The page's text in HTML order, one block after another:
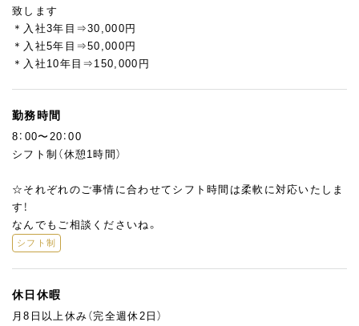
◎即戦力となるスキル
・チョコレートのテンパリング
・ショートケーキやタルトの仕上げ
・シフォンケーキのナッペ
致します
＊入社3年目⇒30,000円
＊入社5年目⇒50,000円
＊入社10年目⇒150,000円
勤務時間
8：00〜20：00
シフト制（休憩1時間）
☆それぞれのご事情に合わせてシフト時間は柔軟に対応いたしま
す！
なんでもご相談くださいね。
シフト制
休日休暇
月8日以上休み（完全週休2日）